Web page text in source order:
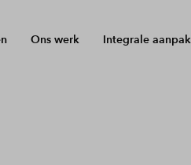
Ons werk Integrale aanpak